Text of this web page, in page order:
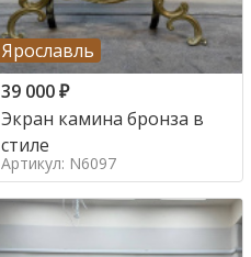
Ярославль
39 000₽
Экран камина бронза в
стиле
Артикул: N6097